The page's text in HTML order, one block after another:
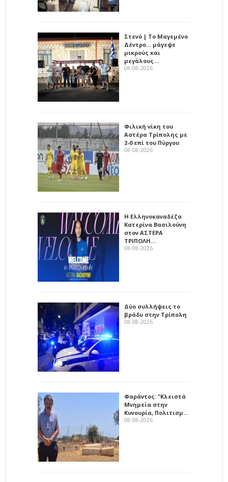
Στενό | Το Μαγεμένο
Δέντρο… μάγεψε
μικρούς και
μεγάλους…
08-08-2026
Φιλική νίκη του
Αστέρα Τρίπολης με
2-0 επί του Πύργου
08-08-2026
Η Ελληνοκαναδέζα
Κατερίνα Βασιλούνη
στον ΑΣΤΕΡΑ
ΤΡΙΠΟΛΗ…
08-08-2026
Δύο συλλήψεις το
βράδυ στην Τρίπολη
08-08-2026
Φαράντος: "Κλειστά
Μνημεία στην
Κυνουρία, Πολιτισμ…
08-08-2026